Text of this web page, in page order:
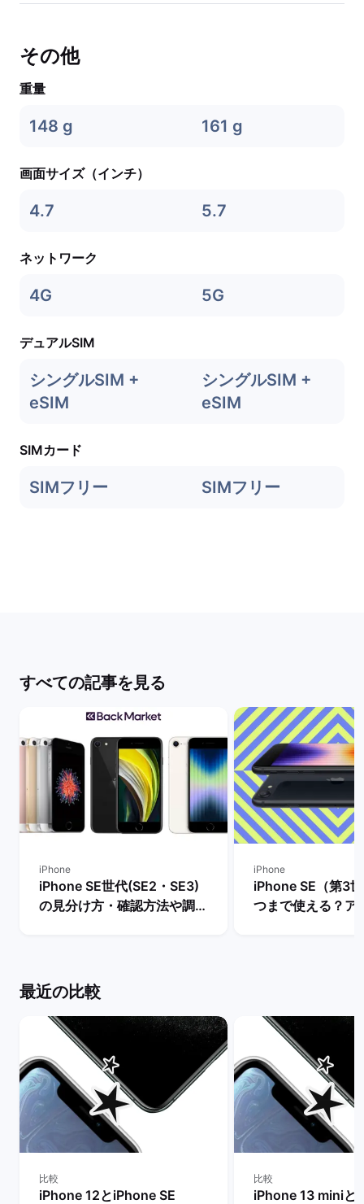
その他
重量
148 g 161 g
画面サイズ（インチ）
4.7 5.7
ネットワーク
4G 5G
デュアルSIM
シングルSIM +
eSIM
シングルSIM +
eSIM
SIMカード
SIMフリー SIMフリー
すべての記事を見る
iPhone
iPhone SE世代(SE2・SE3)
の見分け方・確認方法や調べ
iPhone
iPhone SE（第3
つまで使える？ア
最近の比較
比較
iPhone 12とiPhone SE
比較
iPhone 13 miniと